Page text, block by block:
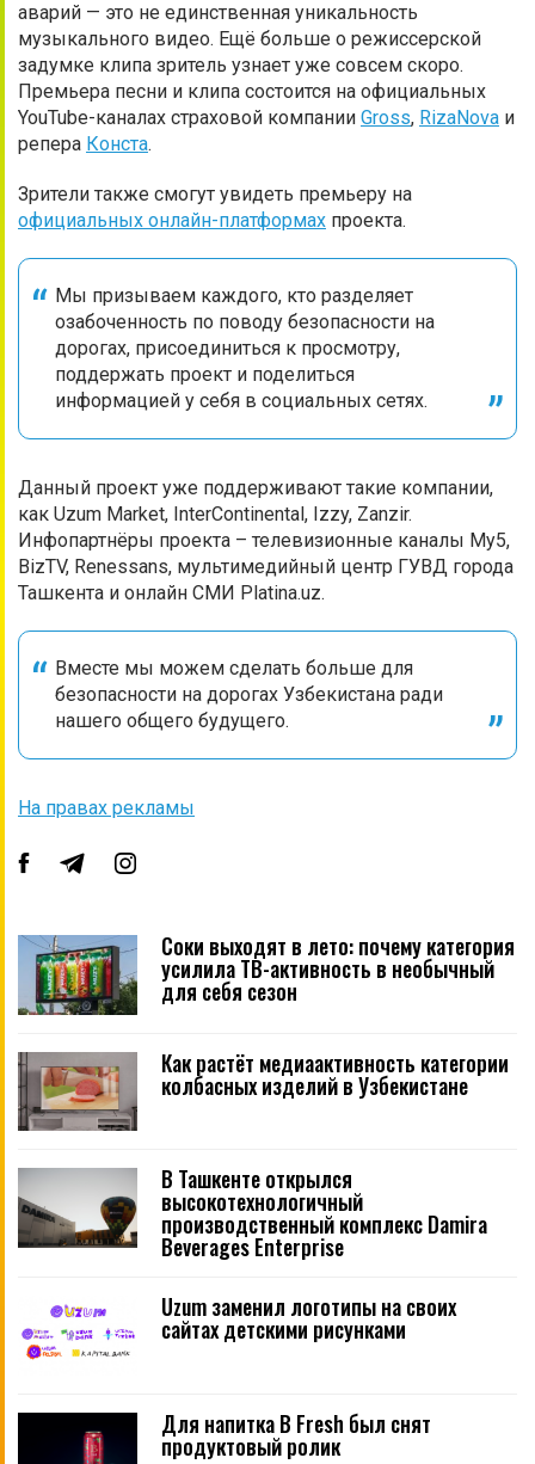
аварий — это не единственная уникальность
музыкального видео. Ещё больше о режиссерской
задумке клипа зритель узнает уже совсем скоро.
Премьера песни и клипа состоится на официальных
YouTube-каналах страховой компании Gross, RizaNova и
репера Конста.
Зрители также смогут увидеть премьеру на
официальных онлайн-платформах проекта.
Мы призываем каждого, кто разделяет
озабоченность по поводу безопасности на
дорогах, присоединиться к просмотру,
поддержать проект и поделиться
информацией у себя в социальных сетях.
Данный проект уже поддерживают такие компании,
как Uzum Market, InterContinental, Izzy, Zanzir.
Инфопартнёры проекта – телевизионные каналы My5,
BizTV, Renessans, мультимедийный центр ГУВД города
Ташкента и онлайн СМИ Platina.uz.
Вместе мы можем сделать больше для
безопасности на дорогах Узбекистана ради
нашего общего будущего.
На правах рекламы
Соки выходят в лето: почему категория
усилила ТВ-активность в необычный
для себя сезон
Как растёт медиаактивность категории
колбасных изделий в Узбекистане
В Ташкенте открылся
высокотехнологичный
производственный комплекс Damira
Beverages Enterprise
Uzum заменил логотипы на своих
сайтах детскими рисунками
Для напитка B Fresh был снят
продуктовый ролик